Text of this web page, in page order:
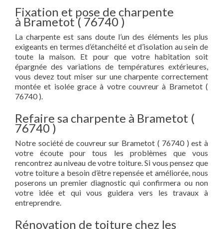
Fixation et pose de charpente
à Brametot ( 76740 )
La charpente est sans doute l’un des éléments les plus
exigeants en termes d’étanchéité et d’isolation au sein de
toute la maison. Et pour que votre habitation soit
épargnée des variations de températures extérieures,
vous devez tout miser sur une charpente correctement
montée et isolée grace à votre couvreur à Brametot (
76740 ).
Refaire sa charpente à Brametot (
76740 )
Notre société de couvreur sur Brametot ( 76740 ) est à
votre écoute pour tous les problèmes que vous
rencontrez au niveau de votre toiture. Si vous pensez que
votre toiture a besoin d’être repensée et améliorée, nous
poserons un premier diagnostic qui confirmera ou non
votre idée et qui vous guidera vers les travaux à
entreprendre.
Rénovation de toiture chez les